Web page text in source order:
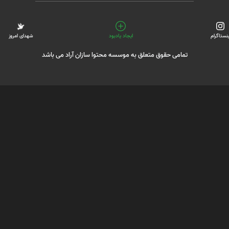
ایجاد یادبود شهدای امروز
تمامی حقوق متعلق به موسسه محتوا سازان آراد می باشد